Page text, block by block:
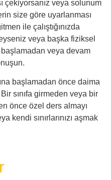
çekiyorsanız veya solunum
size göre uyarlanması
ile çalıştığınızda
veya başka fiziksel
başlamadan veya devam
başlamadan önce daima
sınıfa girmeden veya bir
önce özel ders almayı
kendi sınırlarınızı aşmak